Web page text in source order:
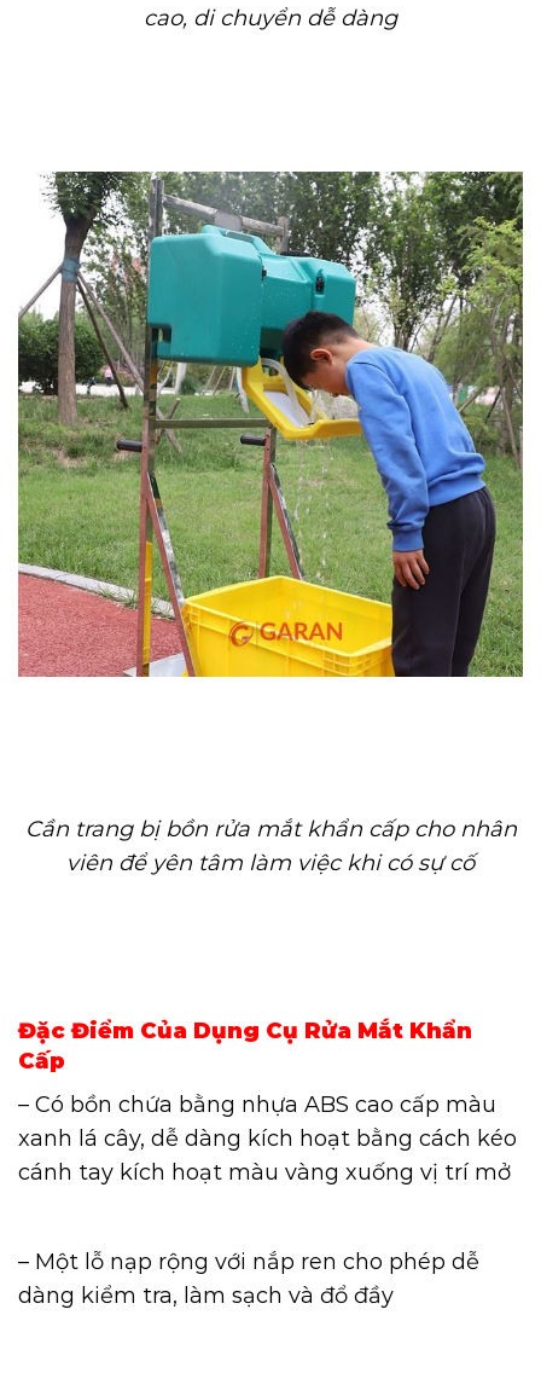
cao, di chuyển dễ dàng
Cần trang bị bồn rửa mắt khẩn cấp cho nhân
viên để yên tâm làm việc khi có sự cố
Đặc Điểm Của Dụng Cụ Rửa Mắt Khẩn
Cấp
– Có bồn chứa bằng nhựa ABS cao cấp màu
xanh lá cây, dễ dàng kích hoạt bằng cách kéo
cánh tay kích hoạt màu vàng xuống vị trí mở
– Một lỗ nạp rộng với nắp ren cho phép dễ
dàng kiểm tra, làm sạch và đổ đầy